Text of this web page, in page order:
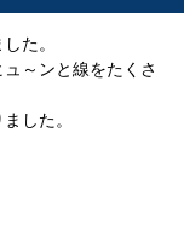
た。
～ンと線をたくさ
した。